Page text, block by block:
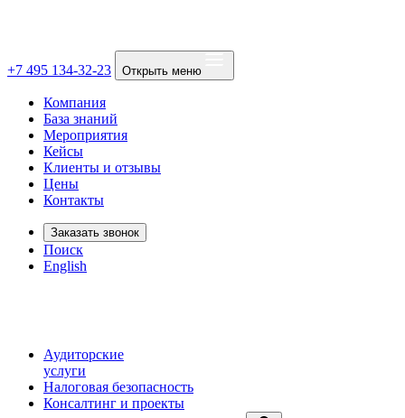
+7 495 134-32-23 Открыть меню
Компания
База знаний
Мероприятия
Кейсы
Клиенты и отзывы
Цены
Контакты
Заказать звонок
Поиск
English
Аудиторские
услуги
Налоговая безопасность
Консалтинг и проекты